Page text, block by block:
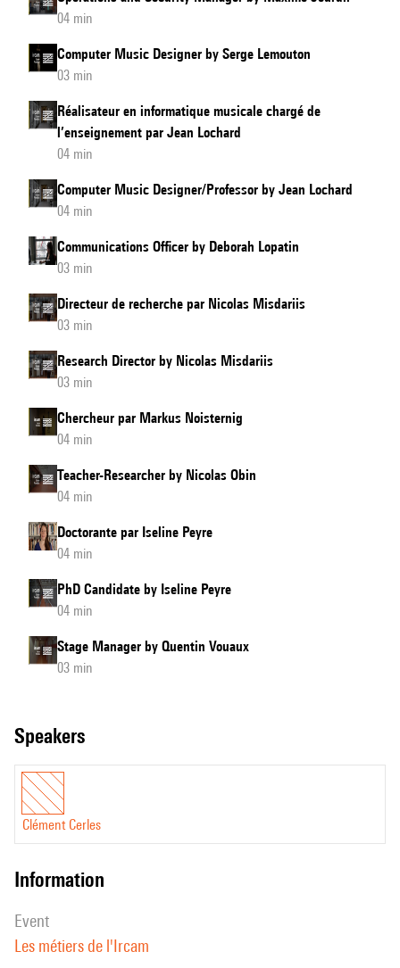
04 min
Computer Music Designer by Serge Lemouton
03 min
Réalisateur en informatique musicale chargé de
l’enseignement par Jean Lochard
04 min
Computer Music Designer/Professor by Jean Lochard
04 min
Communications Officer by Deborah Lopatin
03 min
Directeur de recherche par Nicolas Misdariis
03 min
Research Director by Nicolas Misdariis
03 min
Chercheur par Markus Noisternig
04 min
Teacher-Researcher by Nicolas Obin
04 min
Doctorante par Iseline Peyre
04 min
PhD Candidate by Iseline Peyre
04 min
Stage Manager by Quentin Vouaux
03 min
speakers
Clément Cerles
information
event
Les métiers de l'Ircam